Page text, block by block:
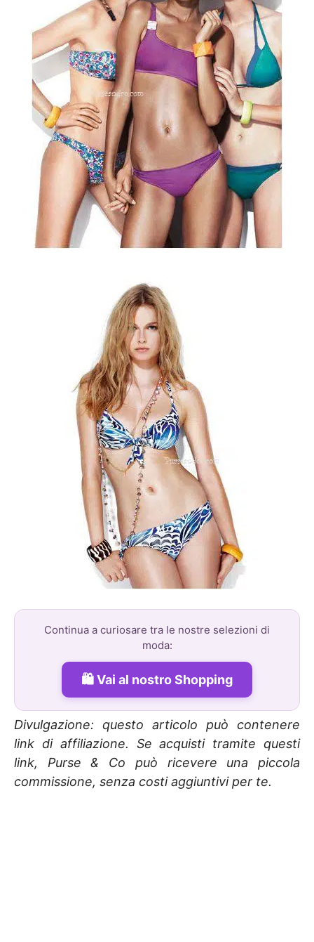
Continua a curiosare tra le nostre selezioni di
moda:
Vai al nostro Shopping
Divulgazione: questo articolo può contenere
link di affiliazione. Se acquisti tramite questi
link, Purse & Co può ricevere una piccola
commissione, senza costi aggiuntivi per te.